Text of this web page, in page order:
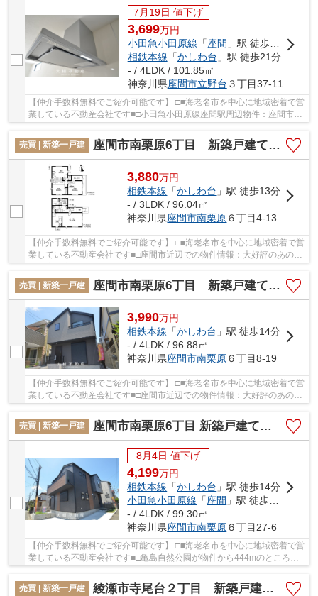
7月19日 値下げ
3,699万円
小田急小田原線 「座間 」駅 徒歩20分
相鉄本線 「かしわ台 」駅 徒歩21分
- / 4LDK / 101.85㎡
神奈川県座間市立野台 ３丁目37-11
【仲介手数料無料でご紹介可能です】 □■海老名市を中心に地域密着で営
業している不動産会社です■□小田急小田原線座間駅周辺物件：座間市立
売買 | 新築一戸建
座間市南栗原6丁目 新築戸建て 全１棟【仲介手数料無料】
3,880万円
相鉄本線 「かしわ台 」駅 徒歩13分
- / 3LDK / 96.04㎡
神奈川県座間市南栗原６丁目4-13
【仲介手数料無料でご紹介可能です】 □■海老名市を中心に地域密着で営
業している不動産会社です■□座間市近辺での物件情報：大好評のあの物
売買 | 新築一戸建
座間市南栗原6丁目 新築戸建て 全１棟【仲介手数料無料】
3,990万円
相鉄本線 「かしわ台 」駅 徒歩14分
- / 4LDK / 96.88㎡
神奈川県座間市南栗原６丁目8-19
【仲介手数料無料でご紹介可能です】 □■海老名市を中心に地域密着で営
業している不動産会社です■□座間市近辺での物件情報：大好評のあの物
売買 | 新築一戸建
座間市南栗原6丁目 新築戸建て 全１棟【仲介手数料無料】
8月4日 値下げ
4,199万円
相鉄本線 「かしわ台 」駅 徒歩14分
小田急小田原線 「座間 」駅 徒歩26分
- / 4LDK / 99.30㎡
神奈川県座間市南栗原６丁目27-6
【仲介手数料無料でご紹介可能です】 □■海老名市を中心に地域密着で営
業している不動産会社です■□亀島自然公園が物件から444mのところに
売買 | 新築一戸建
綾瀬市寺尾台２丁目 新築戸建て 全1棟 【仲介手数料無料】